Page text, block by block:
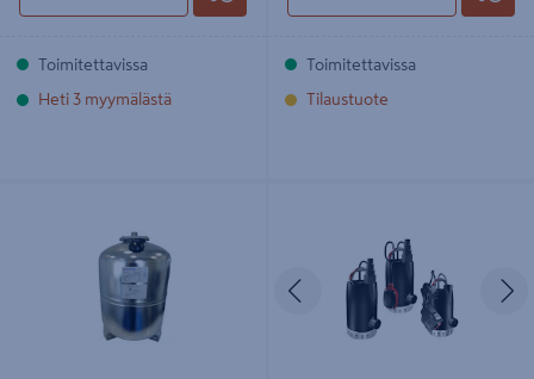
Toimitettavissa
Heti 3 myymälästä
Toimitettavissa
Tilaustuote
Edellinen